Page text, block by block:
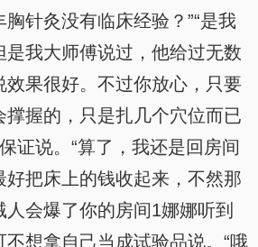
针灸没有临床经验？”“是我
是我大师傅说过，他给过无数
效果很好。不过你放心，只要
撑握的，只是扎几个穴位而已
证说。“算了，我还是回房间
好把床上的钱收起来，不然那
会爆了你的房间1娜娜听到
想拿自己当成试验品说。“哦